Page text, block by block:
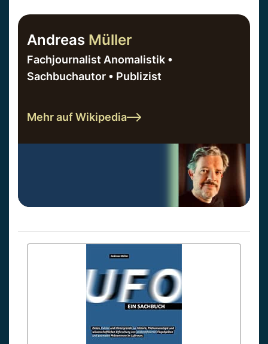
Andreas Müller
Fachjournalist Anomalistik •
Sachbuchautor • Publizist
Mehr auf Wikipedia